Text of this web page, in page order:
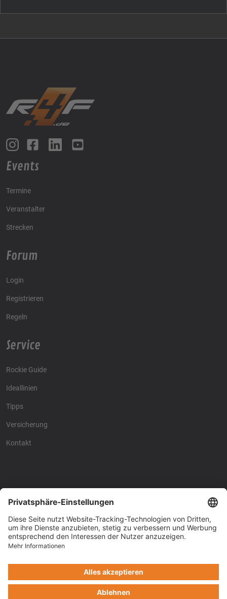
Events
Termine
Veranstalter
Strecken
Forum
Login
Registrieren
Regeln
Service
Rockie Guide
Ideallinien
Tipps
Versicherung
Kontakt
Racing4fun - Alles über
Racing4fun - Alles über
Copyright © Racing4Fun 2024 Impressum
Cookie-Einstellungen